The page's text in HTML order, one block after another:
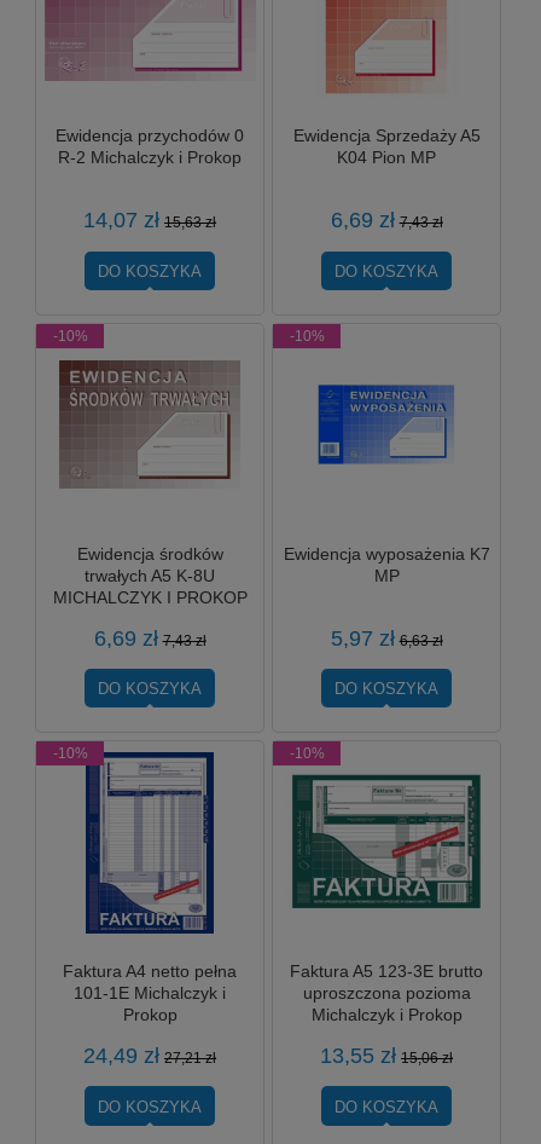
Ewidencja przychodów 0
R-2 Michalczyk i Prokop
14,07 zł 15,63 zł
DO KOSZYKA
Ewidencja Sprzedaży A5
K04 Pion MP
6,69 zł 7,43 zł
DO KOSZYKA
Ewidencja środków
trwałych A5 K-8U
MICHALCZYK I PROKOP
6,69 zł 7,43 zł
DO KOSZYKA
-10%
Ewidencja wyposażenia K7
MP
5,97 zł 6,63 zł
DO KOSZYKA
-10%
Faktura A4 netto pełna
101-1E Michalczyk i
Prokop
24,49 zł 27,21 zł
DO KOSZYKA
-10%
Faktura A5 123-3E brutto
uproszczona pozioma
Michalczyk i Prokop
13,55 zł 15,06 zł
DO KOSZYKA
-10%